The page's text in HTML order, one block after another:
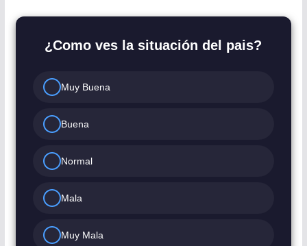
¿Como ves la situación del pais?
Muy Buena
Buena
Normal
Mala
Muy Mala